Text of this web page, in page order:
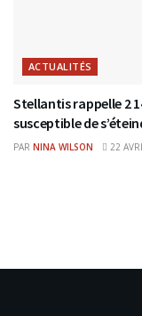
ACTUALITÉS
Stellantis rappelle 2
susceptible de
PAR NINA WILSON 22